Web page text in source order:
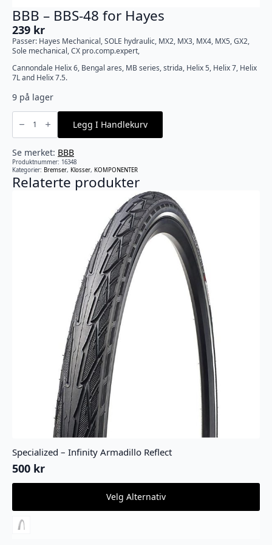
BBB – BBS-48 for Hayes
239 kr
Passer: Hayes Mechanical, SOLE hydraulic, MX2, MX3, MX4, MX5, GX2,
Sole mechanical, CX pro.comp.expert,
Cannondale Helix 6, Bengal ares, MB series, strida, Helix 5, Helix 7, Helix
7L and Helix 7.5.
9 på lager
BBB
BBS-
48
Hayes
antall
Legg I Handlekurv
Se merket: BBB
Produktnummer: 16348
Kategorier: Bremser, Klosser, KOMPONENTER
Relaterte produkter
Specialized – Infinity Armadillo Reflect
500 kr
Velg Alternativ
Dette
har
flere